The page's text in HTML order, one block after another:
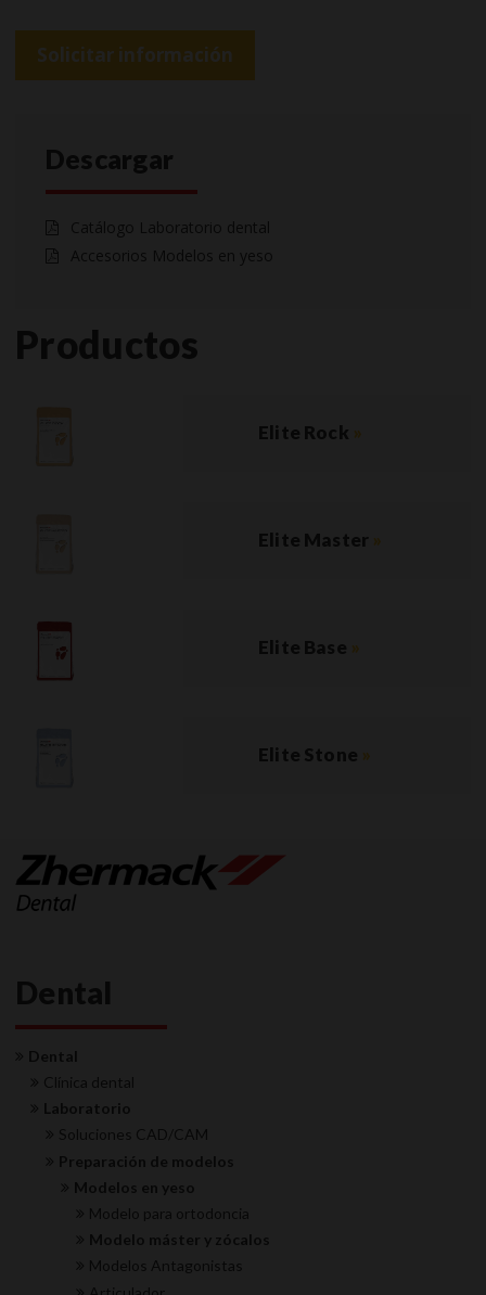
Solicitar información
Descargar
Catálogo Laboratorio dental
Accesorios Modelos en yeso
Productos
Elite Rock »
Elite Master »
Elite Base »
Elite Stone »
Dental
Dental
Clínica dental
Laboratorio
Soluciones CAD/CAM
Preparación de modelos
Modelos en yeso
Modelo para ortodoncia
Modelo máster y zócalos
Modelos Antagonistas